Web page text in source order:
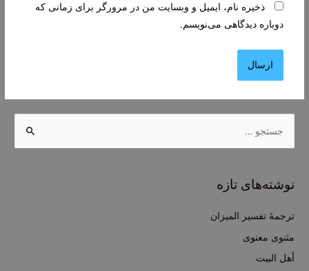
ذخیره نام، ایمیل و وبسایت من در مرورگر برای زمانی که
دوباره دیدگاهی می‌نویسم.
ب
ا
نوشته‌های تازه
ترجمۀ تفسیر المیزان
مثنوی معنوی
أهل البيت